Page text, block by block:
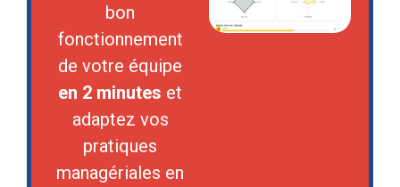
bon
fonctionnement
de votre équipe
en 2 minutes et
adaptez vos
pratiques
managériales en